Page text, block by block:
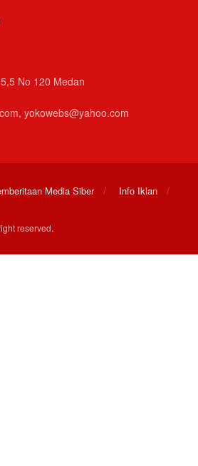
No 120 Medan
yokowebs@yahoo.com
Media Siber
Info Iklan
reserved.